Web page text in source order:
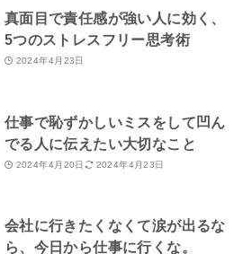
真面目で責任感が強い人に効く、
5つのストレスフリー思考術
2024年4月23日
仕事で恥ずかしいミスをして凹ん
でる人に伝えたい大切なこと
2024年4月20日 2024年4月23日
会社に行きたくなくて涙が出るな
ら、今日から仕事に行くな。